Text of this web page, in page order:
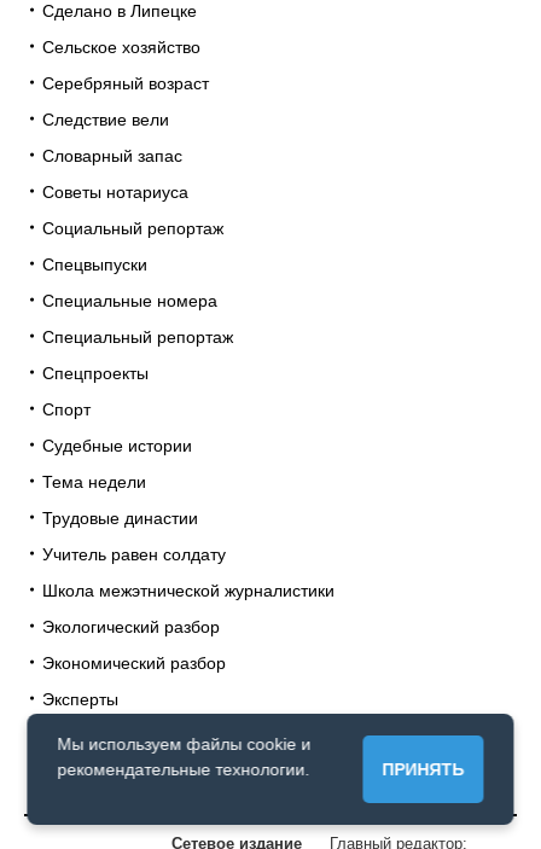
Мы используем файлы cookie и
рекомендательные технологии.
ПРИНЯТЬ
Сделано в Липецке
Сельское хозяйство
Серебряный возраст
Следствие вели
Словарный запас
Советы нотариуса
Социальный репортаж
Спецвыпуски
Специальные номера
Специальный репортаж
Спецпроекты
Спорт
Судебные истории
Тема недели
Трудовые династии
Учитель равен солдату
Школа межэтнической журналистики
Экологический разбор
Экономический разбор
Эксперты
Юбилейный выпуск
Сетевое издание Главный редактор: